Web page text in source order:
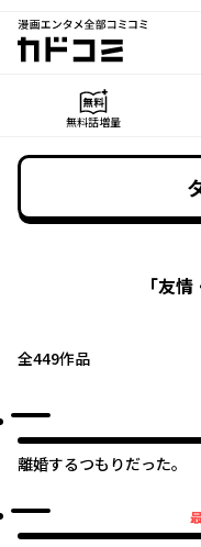
漫画エンタメ全部コミ
カドコミ
無料話増量
「友情
全449作品
離婚するつもりだった。